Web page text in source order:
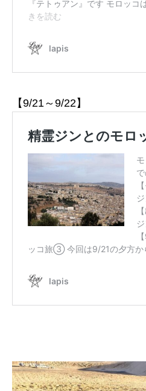
【9/21～9/22】